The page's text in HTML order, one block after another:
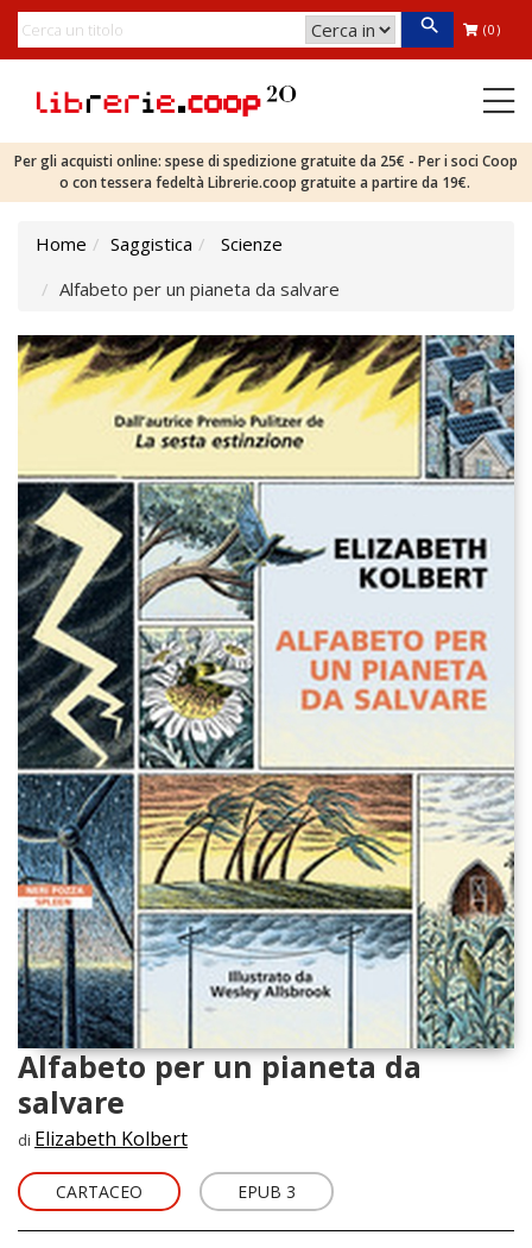
(0)
Per gli acquisti online: spese di spedizione gratuite da 25€ - Per i soci Coop
o con tessera fedeltà Librerie.coop gratuite a partire da 19€.
Home Saggistica
Scienze
Alfabeto per un pianeta da salvare
Alfabeto per un pianeta da
salvare
di Elizabeth Kolbert
CARTACEO EPUB 3